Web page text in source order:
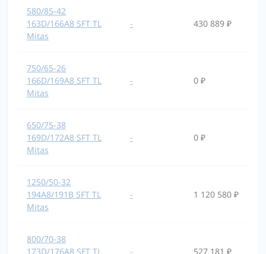
580/85-42
163D/166A8 SFT TL
Mitas
- 430 889 ₽
750/65-26
166D/169A8 SFT TL
Mitas
- 0 ₽
650/75-38
169D/172A8 SFT TL
Mitas
- 0 ₽
1250/50-32
194A8/191B SFT TL
Mitas
- 1 120 580 ₽
800/70-38
173D/176A8 SFT TL
- 527 181 ₽